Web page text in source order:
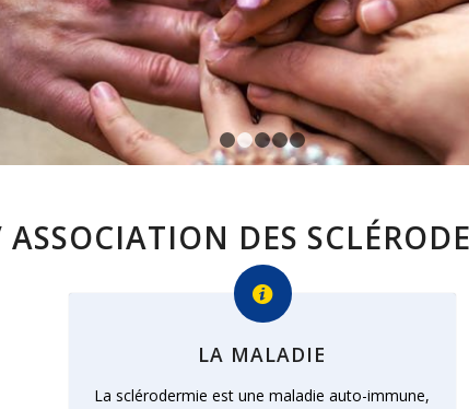
1 2 3 4 5
DES
LA MALADIE
La sclérodermie est une maladie auto-immune,